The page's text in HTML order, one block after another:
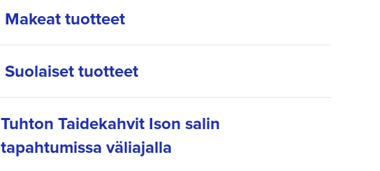
Makeat tuotteet
Suolaiset tuotteet
Tuhton Taidekahvit Ison salin
tapahtumissa väliajalla